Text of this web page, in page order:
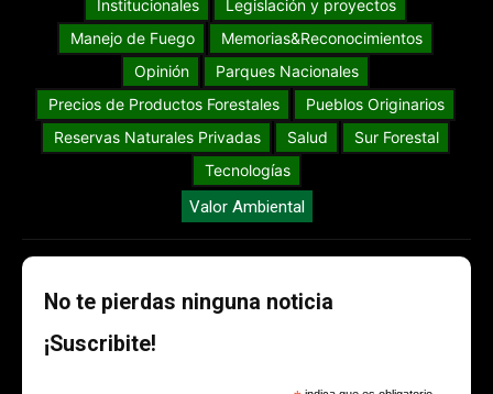
Institucionales
Legislación y proyectos
Manejo de Fuego
Memorias&Reconocimientos
Opinión
Parques Nacionales
Precios de Productos Forestales
Pueblos Originarios
Reservas Naturales Privadas
Salud
Sur Forestal
Tecnologías
Valor Ambiental
No te pierdas ninguna noticia
¡Suscribite!